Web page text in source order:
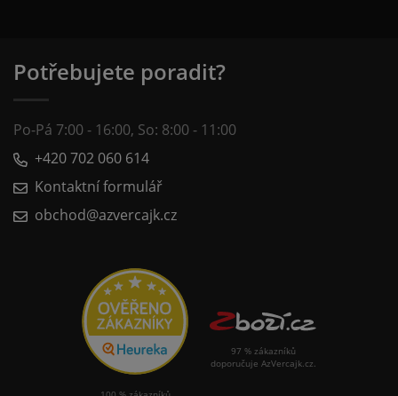
Potřebujete poradit?
Po-Pá 7:00 - 16:00, So: 8:00 - 11:00
+420 702 060 614
Kontaktní formulář
obchod@azvercajk.cz
97 % zákazníků
doporučuje AzVercajk.cz.